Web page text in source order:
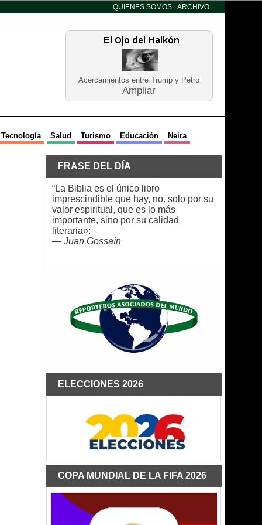
QUIENES SOMOS ARCHIVO
Acercamientos entre Trump y Petro
Ampliar
Tecnología Salud Turismo Educación Neira
FRASE DEL DÍA
“La Biblia es el único libro
imprescindible que hay, no. solo por su
valor espiritual, que es lo más
importante, sino por su calidad
literaria»:
— Juan Gossaín
ELECCIONES 2026
COPA MUNDIAL DE LA FIFA 2026